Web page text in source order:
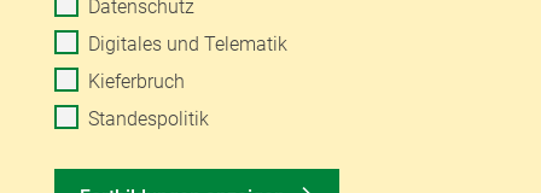
Datenschutz
Digitales und Telematik
Kieferbruch
Standespolitik